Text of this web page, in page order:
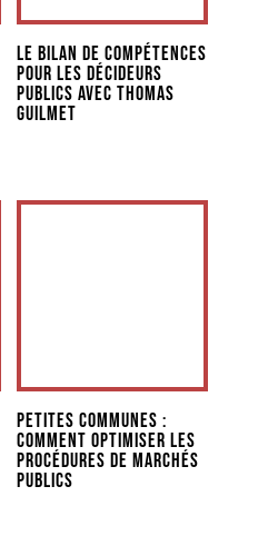
Le Bilan de Compétences
pour les décideurs
publics avec Thomas
Guilmet
Petites communes :
comment optimiser les
procédures de marchés
publics